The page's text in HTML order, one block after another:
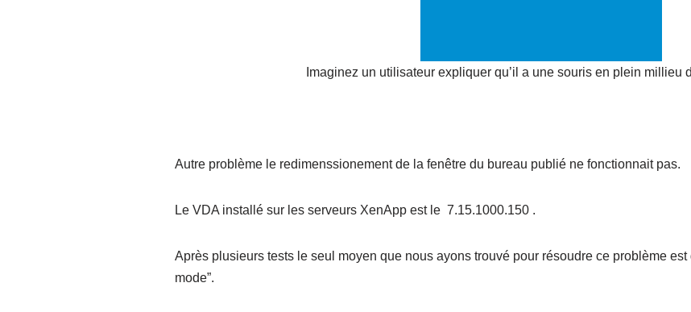
Imaginez un utilisateur expliquer qu’il a une souris en plein millieu
Autre problème le redimenssionement de la fenêtre du bureau publié ne fonctionnait pas.
Le VDA installé sur les serveurs XenApp est le 7.15.1000.150 .
Après plusieurs tests le seul moyen que nous ayons trouvé pour résoudre ce problème
mode”.